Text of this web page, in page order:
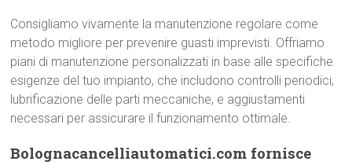
Consigliamo vivamente la manutenzione regolare come
metodo migliore per prevenire guasti imprevisti. Offriamo
piani di manutenzione personalizzati in base alle specifiche
esigenze del tuo impianto, che includono controlli periodici,
lubrificazione delle parti meccaniche, e aggiustamenti
necessari per assicurare il funzionamento ottimale.
Bolognacancelliautomatici.com fornisce